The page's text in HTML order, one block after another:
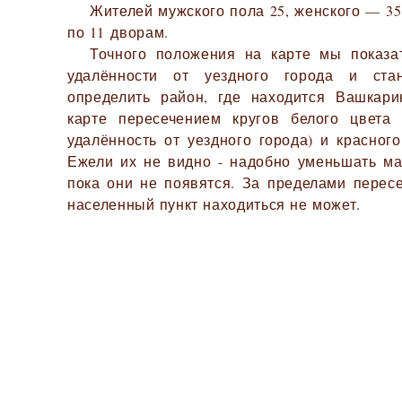
Жителей мужского пола 25, женского —
по 11 дворам.
Точного положения на карте мы
удалённости от уездного города и
определить район, где находится
карте пересечением кругов белого
удалённость от уездного города) и
Ежели их не видно - надобно уменьшать
пока они не появятся. За пределами
населенный пункт находиться не может.